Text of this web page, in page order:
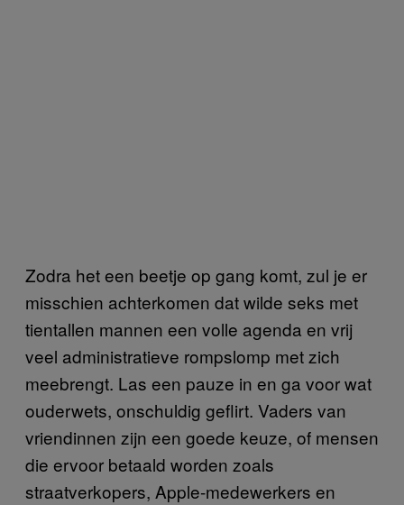
Zodra het een beetje op gang komt, zul je er
misschien achterkomen dat wilde seks met
tientallen mannen een volle agenda en vrij
veel administratieve rompslomp met zich
meebrengt. Las een pauze in en ga voor wat
ouderwets, onschuldig geflirt. Vaders van
vriendinnen zijn een goede keuze, of mensen
die ervoor betaald worden zoals
straatverkopers, Apple-medewerkers en